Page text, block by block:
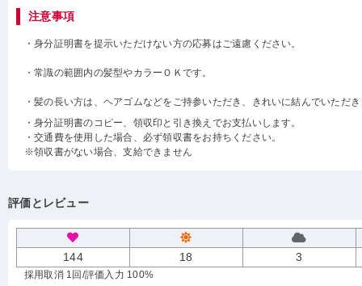
注意事項
・身分証明書を提示いただけない方の応募はご遠慮ください。
・常識の範囲内の髪型やカラーＯＫです。
・髪の長い方は、ヘアゴムなどをご持参いただき、きれいに結んでいただ
・身分証明書のコピー、領収印と引き換えでお支払いします。
・交通費を使用した場合、必ず領収書をお持ちください。
※領収書がない場合、支給できません
評価とレビュー
144 18 3
採用取消 1回 /評価入力 100%